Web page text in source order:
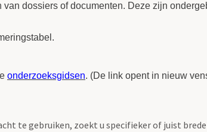
dossiers of documenten. Deze zijn
onderzoeksgidsen. (De link opent in nieuw
te gebruiken, zoekt u specifieker of juist